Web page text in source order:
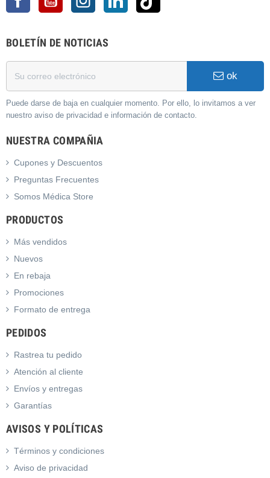
BOLETÍN DE NOTICIAS
ok
Puede darse de baja en cualquier momento. Por ello, lo invitamos a ver
nuestro aviso de privacidad e información de contacto.
NUESTRA COMPAÑIA
Cupones y Descuentos
Preguntas Frecuentes
Somos Médica Store
PRODUCTOS
Más vendidos
Nuevos
En rebaja
Promociones
Formato de entrega
PEDIDOS
Rastrea tu pedido
Atención al cliente
Envíos y entregas
Garantías
AVISOS Y POLÍTICAS
Términos y condiciones
Aviso de privacidad